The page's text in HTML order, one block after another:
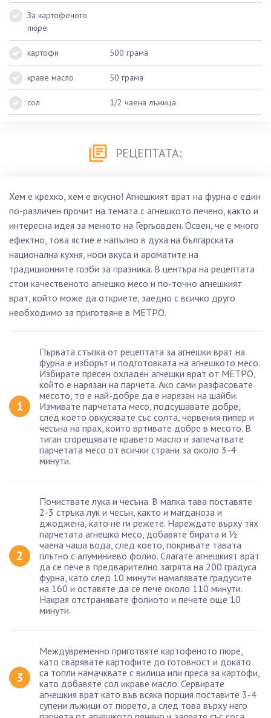
За картофеното
пюре
картофи 500 грама
краве масло 50 грама
сол 1/2 чаена лъжица
РЕЦЕПТАТА:
Хем е крехко, хем е вкусно! Агнешкият врат на фурна е един
по-различен прочит на темата с агнешкото печено, както и
интересна идея за менюто на Гергьовден. Освен, че е много
ефектно, това ястие е напълно в духа на българската
национална кухня, носи вкуса и ароматите на
традиционните гозби за празника. В центъра на рецептата
стои качественото агнешко месо и по-точно агнешкият
врат, който може да откриете, заедно с всичко друго
необходимо за приготвяне в МЕТРО.
Първата стъпка от рецептата за агнешки врат на
фурна е изборът и подготовката на агнешкото месо.
Избирате пресен охладен агнешки врат от МЕТРО,
който е нарязан на парчета. Ако сами разфасовате
месото, то е най-добре да е нарязан на шайби.
Измивате парчетата месо, подсушавате добре,
след което овкусявате със солта, червения пипер и
чесъна на прах, които вртивате добре в месото. В
тиган сгорещявате кравето масло и запечатвате
парчетата месо от всички страни за около 3-4
минути.
Почиствате лука и чесъна. В малка тава поставяте
2-3 стръка лук и чесън, както и магданоза и
джоджена, като не ги режете. Нареждате върху тях
парчетата агнешко месо, добавяте бирата и ½
чаена чаша вода, след което, покривате тавата
плътно с алуминиево фолио. Слагате агнешкият врат
да се пече в предварително загрята на 200 градуса
фурна, като след 10 минути намалявате градусите
на 160 и оставяте да се пече около 110 минути.
Накрая отстранявате фолиото и печете още 10
минути.
Междувременно приготвяте картофеното пюре,
като сварявате картофите до готовност и докато
са топли намачквате с вилица или преса за картофи,
като добавяте сол икраве масло. Сервирате
агнешкия врат като във всяка порция поставите 3-4
супени лъжици от пюрето, а след това върху него